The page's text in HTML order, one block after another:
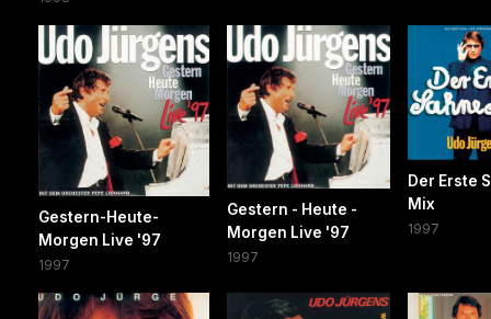
Gestern-Heute-
Morgen Live '97
1997
Gestern - Heute -
Morgen Live '97
1997
Der Erste
Mix
1997